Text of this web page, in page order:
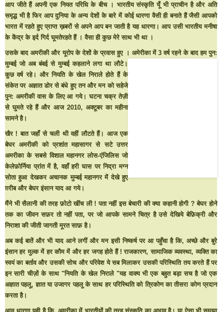
आप जीते हैं अपनी एक नियत परिधि के बीच । भारतीय संस्कृति यूँ भी प्राचीन है और अति
समृद्ध भी है फिर आप दुनिया के अन्य देशों के बारे में कोई धारणा वैसी ही बनाते हैं जैसी आपको
भारत में रहते हुए प्राप्त ख़बरों से अपने आप बन जाती है यह धारणा। आप उसी भारतीय मनीषा
के केंद्र के इर्द गिर्द घूमतेरहते हैं । वैसा ही कुछ मेरे साथ भी था ।
उसके बाद अमरीकी और यूरोप के देशों के प्रवास हुए । अमेरीका में 3 वर्ष रहने के बाद हम पुन:
मुम्बई जो अब बंबई से मुम्बई कहलाने लगा था लौटे।
कुछ वर्ष रहे। और नियति के खेल निराले होते हैं के
संकेत पर अज्ञात डोर से बंधे हुए तन और मन को सहेजे
पुन: अमरीकी वास के लिए आ गये। घटना चक्र तेज़ी
से घुमते रहे हैं और आज 2010, अक्टूबर का महीना
सामने है।
खैर ! बात जहाँ से चली थी वहीं लौटते हैं। आज एक
बेघर अमरीकी को प्रशांत महासागर से सटे उत्तर
अमरीका के सबसे विशाल महानगर लोस-एंजिलिस जो
केलेफ़ोर्निया प्रांत में है, वहाँ हरी घास पर निद्रा मग्न
सोता हुआ देखकर अचानक मुम्बई महानगर में देखे हुए
ग़रीब और बेघर इंसान याद आ गये।
मैंने भी सैलानी की तरह फ़ोटो खींच ली ! पता नहीं इस बेचारी की क्या कहानी होगी ? बेघर होने
तक का जीवन सफ़र तो नहीं पता, पर जो आपके सामने चित्र है उसे देखिये बेफ़िक्री और
निराशा की जीती जागती मूरत साफ़ है।
अब कई बातें और भी याद आने लगीं और मन इसी निष्कर्ष पर आ पहुँचा है कि, अच्छे और बुरे
इंसान हर मुल्क में हर कौम में और हर जगह होते हैं ! राजकारण, सामाजिक व्यवस्था, व्यक्ति का
स्वयं का बर्ताव और उसकी सोच और परिवेश ये सब मिलाकर उसकी परिस्थिति तय करते हैं पर
इन सारी चीज़ों के साथ "नियति के खेल निराले "यह वाक्य भी एक बहुत बड़ा सच है जो एक
अज्ञात पहलू, ज्ञात या उजागर पहलू के साथ हर परिस्थिति को त्रिकोण का तीसरा कोण प्रदान
करता है।